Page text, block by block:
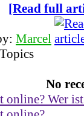
[Read full
Marcel
No
Wer